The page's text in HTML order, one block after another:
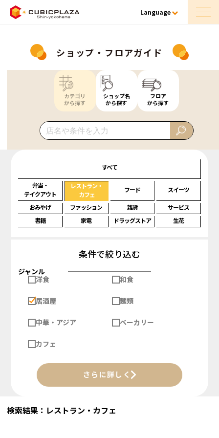
Language
ショップ・フロアガイド
カテゴリ
から探す
ショップ名
から探す
フロア
から探す
すべて
弁当・
テイクアウト
レストラン・
カフェ
フード スイーツ
おみやげ ファッション 雑貨
サービス
書籍
家電 ドラッグストア 生花
条件で絞り込む
ジャンル
洋食
和食
居酒屋 麺類
中華・アジア ベーカリー
カフェ
さらに詳しく
検索結果：レストラン・カフェ